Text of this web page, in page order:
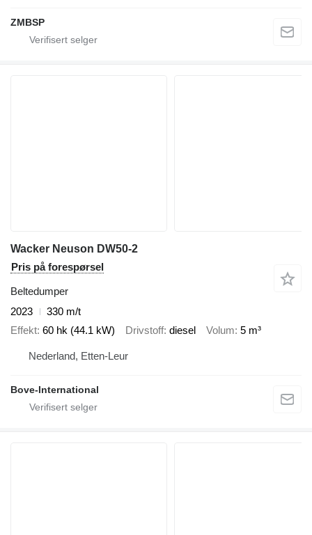
ZMBSP
Wacker Neuson DW50-2
Pris på forespørsel
Beltedumper
2023
330 m/t
Effekt 60 hk (44.1 kW) Drivstoff diesel Volum 5 m³
Nederland, Etten-Leur
Bove-International